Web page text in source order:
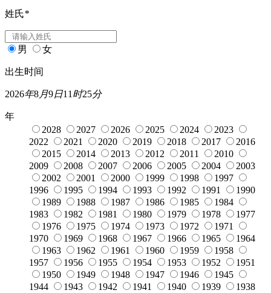
姓氏*
男 女
出生时间
2026年8月9日11 时25分
年
2028
2027 2026 2025 2024
2023
2022
2021 2020 2019 2018 2017
2016
2015
2014 2013 2012 2011
2010
2009
2008 2007 2006 2005 2004
2003
2002
2001 2000 1999 1998
1997
1996
1995 1994 1993 1992 1991
1990
1989
1988 1987 1986 1985
1984
1983
1982 1981 1980 1979 1978
1977
1976
1975 1974 1973 1972
1971
1970
1969 1968 1967 1966 1965
1964
1963
1962 1961 1960 1959
1958
1957
1956 1955 1954 1953 1952
1951
1950
1949 1948 1947 1946
1945
1944
1943 1942 1941 1940 1939
1938